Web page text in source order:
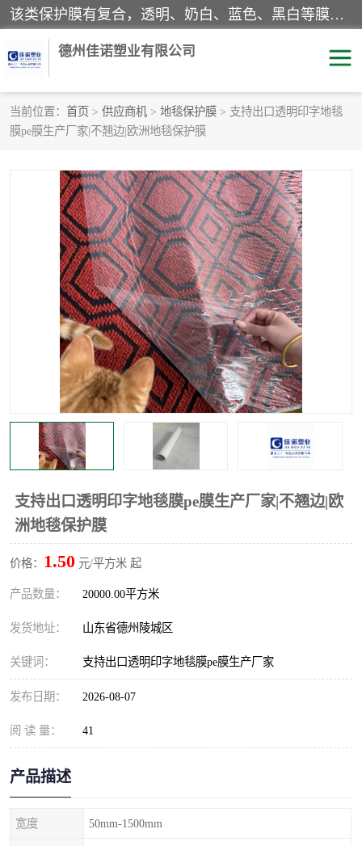
该类保护膜有复合，透明、奶白、蓝色、黑白等膜型。特高粘，高粘，中高粘，中粘，中低粘，低粘等。对于不同的粘力要求有相应的产品相适配。无胶渍残留污染。在较宽的收卷幅度下平整无皱纹，收卷长度大，利于机械化及自动化施工粘贴。为您的产品提供的表面保护解决方案。 产品广泛适用于：铝材、不锈钢、金属、塑料、电子、家电、家具、玻璃、化工材料、装饰材料等。
德州佳诺塑业有限公司
当前位置： 首页 > 供应商机 > 地毯保护膜 > 支持出口透明印字地毯
膜pe膜生产厂家|不翘边|欧洲地毯保护膜
支持出口透明印字地毯膜pe膜生产厂家|不翘边|欧
洲地毯保护膜
价格： 1.50 元/平方米 起
产品数量： 20000.00平方米
发货地址： 山东省德州陵城区
关键词： 支持出口透明印字地毯膜pe膜生产厂家
发布日期： 2026-08-07
阅 读 量： 41
产品描述
宽度 50mm-1500mm
pe保护膜 包装膜
地毯保护膜 家具保护膜
拉伸缠绕膜 透明保护膜
黑白保护膜 乳白保护膜
明蓝保护膜 纯黑保护膜
印字保护膜 彩钢板保护膜
不绣钢板保护膜 两边上胶保护膜
窗缝阻风胶带 铝板保护膜
不锈钢板保护膜 一次性隔离膜